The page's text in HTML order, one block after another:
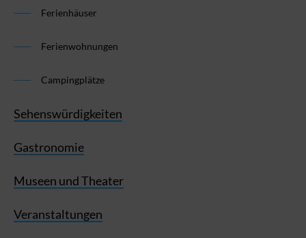
Ferienhäuser
Ferienwohnungen
Campingplätze
Sehenswürdigkeiten
Gastronomie
Museen und Theater
Veranstaltungen